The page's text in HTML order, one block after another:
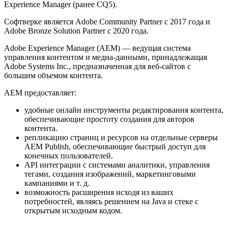
Experience Manager (ранее CQ5).
Софтверке является Adobe Community Partner с 2017 года и
Adobe Bronze Solution Partner с 2020 года.
Adobe Experience Manager (AEM) — ведущая система
управления контентом и медиа-данными, принадлежащая
Adobe Systems Inc., предназначенная для веб-сайтов с
большим объемом контента.
AEM предоставляет:
удобные онлайн инструменты редактирования контента,
обеспечивающие простоту создания для авторов
контента.
репликацию страниц и ресурсов на отдельные серверы
AEM Publish, обеспечивающие быстрый доступ для
конечных пользователей.
API интеграции с системами аналитики, управления
тегами, создания изображений, маркетинговыми
кампаниями и т. д.
возможность расширения исходя из ваших
потребностей, являясь решением на Java и стеке с
открытым исходным кодом.